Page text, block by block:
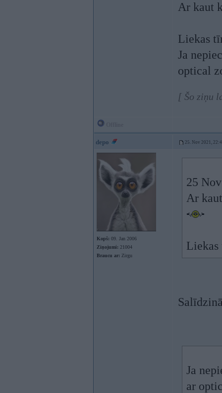
Ar kaut
Liekas
Ja
optical
[ Šo ziņu
depo 25. Nov 2021,
Kopš: 09. Jan 2006
Ziņojumi: 21004
Braucu ar: Zirgu
25
Ar
Liekas
Ja
ar